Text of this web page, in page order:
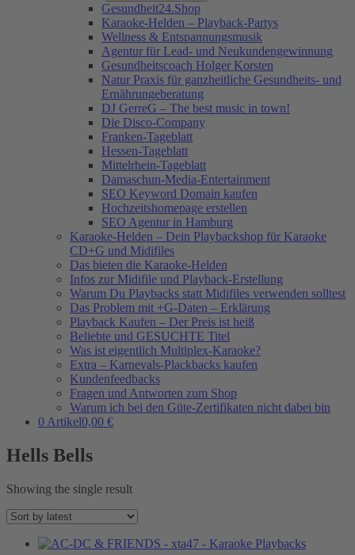
Gesundheit24.Shop
Karaoke-Helden – Playback-Partys
Wellness & Entspannungsmusik
Agentur für Lead- und Neukundengewinnung
Gesundheitscoach Holger Korsten
Natur Praxis für ganzheitliche Gesundheits- und
Ernährungeberatung
DJ GerreG – The best music in town!
Die Disco-Company
Franken-Tageblatt
Hessen-Tageblatt
Mittelrhein-Tageblatt
Damaschun-Media-Entertainment
SEO Keyword Domain kaufen
Hochzeitshomepage erstellen
SEO Agentur in Hamburg
Karaoke-Helden – Dein Playbackshop für Karaoke
CD+G und Midifiles
Das bieten die Karaoke-Helden
Infos zur Midifile und Playback-Erstellung
Warum Du Playbacks statt Midifiles verwenden solltest
Das Problem mit +G-Daten – Erklärung
Playback Kaufen – Der Preis ist heiß
Beliebte und GESUCHTE Titel
Was ist eigentlich Multiplex-Karaoke?
Extra – Karnevals-Plackbacks kaufen
Kundenfeedbacks
Fragen und Antworten zum Shop
Warum ich bei den Güte-Zertifikaten nicht dabei bin
0 Artikel0,00 €
Hells Bells
Showing the single result